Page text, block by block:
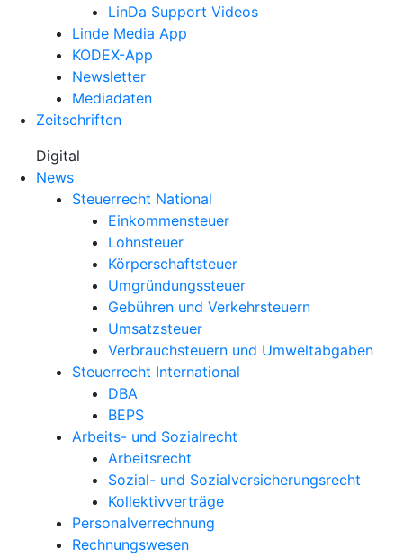
LinDa Support Videos
Linde Media App
KODEX-App
Newsletter
Mediadaten
Zeitschriften
Digital
News
Steuerrecht National
Einkommensteuer
Lohnsteuer
Körperschaftsteuer
Umgründungssteuer
Gebühren und Verkehrsteuern
Umsatzsteuer
Verbrauchsteuern und Umweltabgaben
Steuerrecht International
DBA
BEPS
Arbeits- und Sozialrecht
Arbeitsrecht
Sozial- und Sozialversicherungsrecht
Kollektivverträge
Personalverrechnung
Rechnungswesen